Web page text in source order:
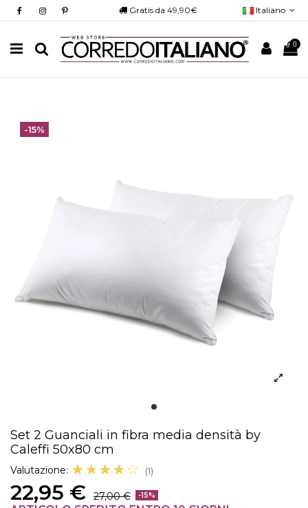
Gratis da 49,90€ Italiano
0
-15%
Set 2 Guanciali in fibra media densità by
Caleffi 50x80 cm
Valutazione: ☆☆☆☆☆
★★★★★ (1)
22,95 € 27,00 € -15%